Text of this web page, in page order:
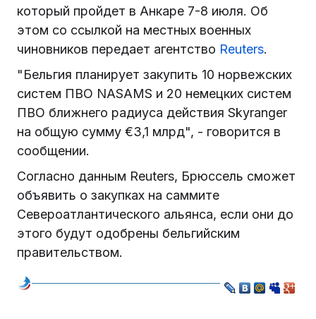
который пройдет в Анкаре 7-8 июля. Об
этом со ссылкой на местных военных
чиновников передает агентство Reuters.
"Бельгия планирует закупить 10 норвежских
систем ПВО NASAMS и 20 немецких систем
ПВО ближнего радиуса действия Skyranger
на общую сумму €3,1 млрд", - говорится в
сообщении.
Согласно данным Reuters, Брюссель сможет
объявить о закупках на саммите
Североатлантического альянса, если они до
этого будут одобрены бельгийским
правительством.